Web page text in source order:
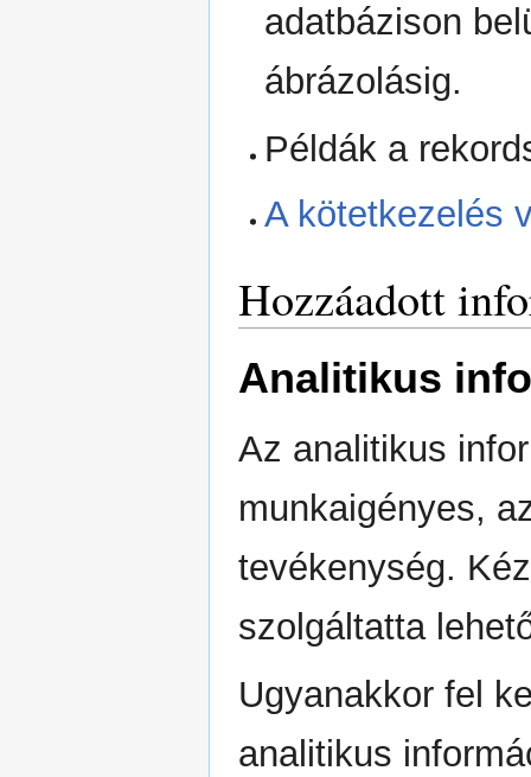
adatbázison
ábrázolásig.
Példák a
A kötetkezelés
Hozzáadott
Analitikus
Az analitikus
munkaigényes,
tevékenység.
szolgáltatta
Ugyanakkor fel
analitikus